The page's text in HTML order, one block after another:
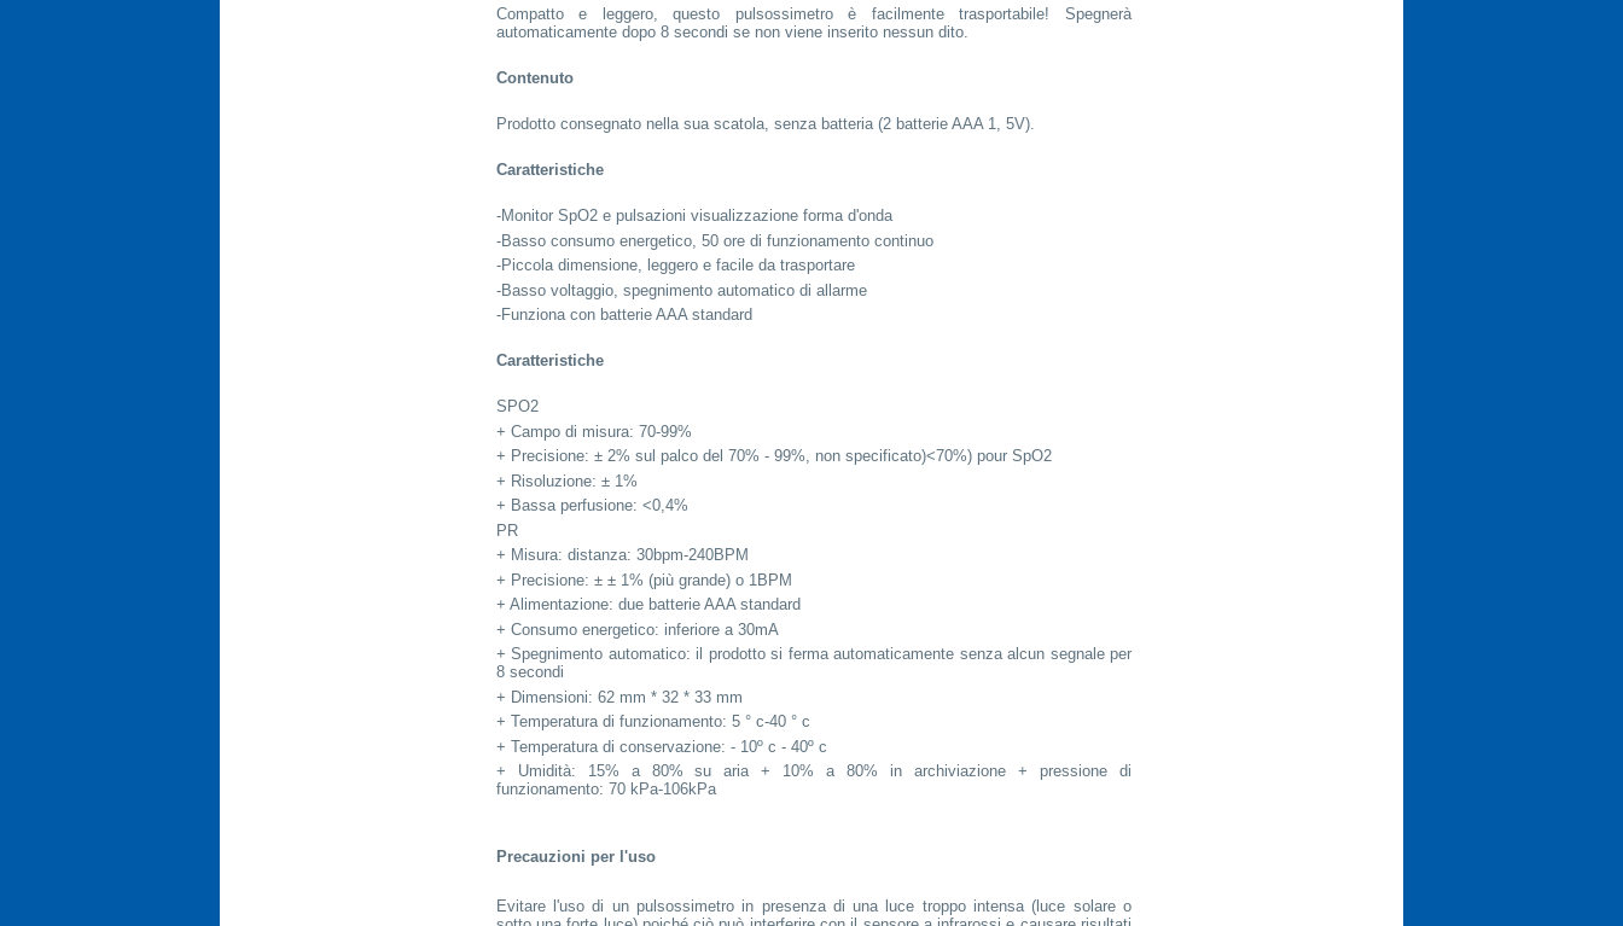
Compatto e leggero, questo pulsossimetro è facilmente trasportabile! Spegnerà
automaticamente dopo 8 secondi se non viene inserito nessun dito.
Contenuto
Prodotto consegnato nella sua scatola, senza batteria (2 batterie AAA 1, 5V).
Caratteristiche
-Monitor SpO2 e pulsazioni visualizzazione forma d'onda
-Basso consumo energetico, 50 ore di funzionamento continuo
-Piccola dimensione, leggero e facile da trasportare
-Basso voltaggio, spegnimento automatico di allarme
-Funziona con batterie AAA standard
Caratteristiche
SPO2
+ Campo di misura: 70-99%
+ Precisione: ± 2% sul palco del 70% - 99%, non specificato)<70%) pour SpO2
+ Risoluzione: ± 1%
+ Bassa perfusione: <0,4%
PR
+ Misura: distanza: 30bpm-240BPM
+ Precisione: ± ± 1% (più grande) o 1BPM
+ Alimentazione: due batterie AAA standard
+ Consumo energetico: inferiore a 30mA
+ Spegnimento automatico: il prodotto si ferma automaticamente senza alcun segnale per
8 secondi
+ Dimensioni: 62 mm * 32 * 33 mm
+ Temperatura di funzionamento: 5 ° c-40 ° c
+ Temperatura di conservazione: - 10º c - 40º c
+ Umidità: 15% a 80% su aria + 10% a 80% in archiviazione + pressione di
funzionamento: 70 kPa-106kPa
Precauzioni per l'uso
Evitare l'uso di un pulsossimetro in presenza di una luce troppo intensa (luce solare o